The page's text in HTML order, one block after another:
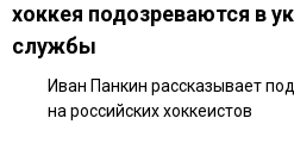
хоккея подозреваются в
службы
Иван Панкин рассказывает
на российских хоккеистов